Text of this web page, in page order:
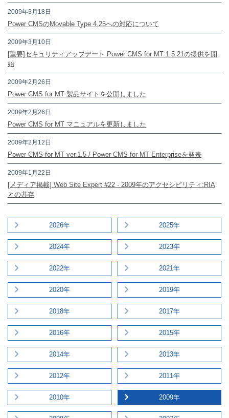
2009年3月18日
Power CMSのMovable Type 4.25への対応について
2009年3月10日
[重要]セキュリティアップデート Power CMS for MT 1.5.21の提供を開
始
2009年2月26日
Power CMS for MT 製品サイトを公開しました
2009年2月26日
Power CMS for MT マニュアルを更新しました
2009年2月12日
Power CMS for MT ver.1.5 / Power CMS for MT Enterpriseを発表
2009年1月22日
[メディア掲載] Web Site Expert #22 - 2009年のアクセシビリティ:RIA
との共存
2026年 2025年
2024年 2023年
2022年 2021年
2020年 2019年
2018年 2017年
2016年 2015年
2014年 2013年
2012年 2011年
2010年 2009年